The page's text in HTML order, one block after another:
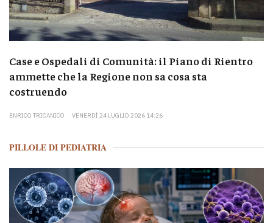
Case e Ospedali di Comunità: il Piano di Rientro
ammette che la Regione non sa cosa sta
costruendo
ENRICO TRICANICO VENERDÌ 24 LUGLIO 2026 14:26
PILLOLE DI PEDIATRIA